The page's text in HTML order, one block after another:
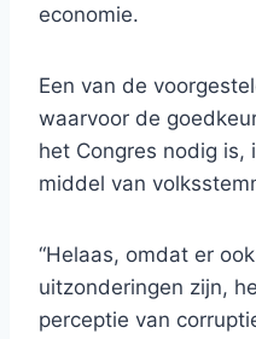
economie.
Een van de
waarvoor de
het Congres nodig
middel van
“Helaas, omdat er
uitzonderingen zijn,
perceptie van